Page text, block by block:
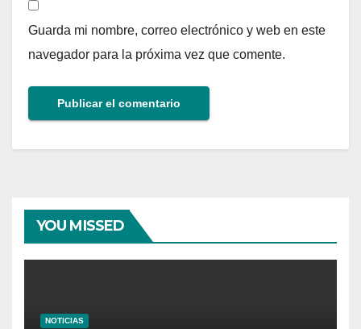
Guarda mi nombre, correo electrónico y web en este
navegador para la próxima vez que comente.
YOU MISSED
NOTICIAS